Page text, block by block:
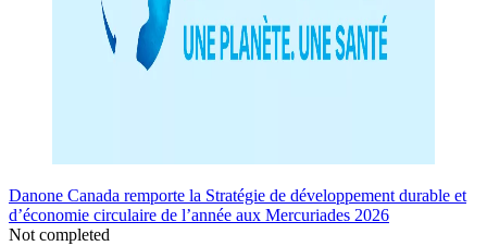
Danone Canada remporte la Stratégie de développement durable et
d’économie circulaire de l’année aux Mercuriades 2026
Not completed